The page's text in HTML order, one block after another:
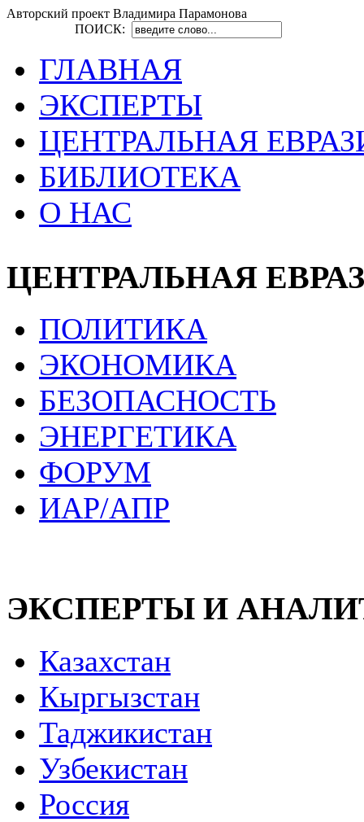
Авторский проект Владимира Парамонова
ПОИСК:
ГЛАВНАЯ
ЭКСПЕРТЫ
ЦЕНТРАЛЬНАЯ
БИБЛИОТЕКА
О НАС
ЦЕНТРАЛЬНАЯ
ПОЛИТИКА
ЭКОНОМИКА
БЕЗОПАСНОСТЬ
ЭНЕРГЕТИКА
ФОРУМ
ИАР/АПР
ЭКСПЕРТЫ И
Казахстан
Кыргызстан
Таджикистан
Узбекистан
Россия